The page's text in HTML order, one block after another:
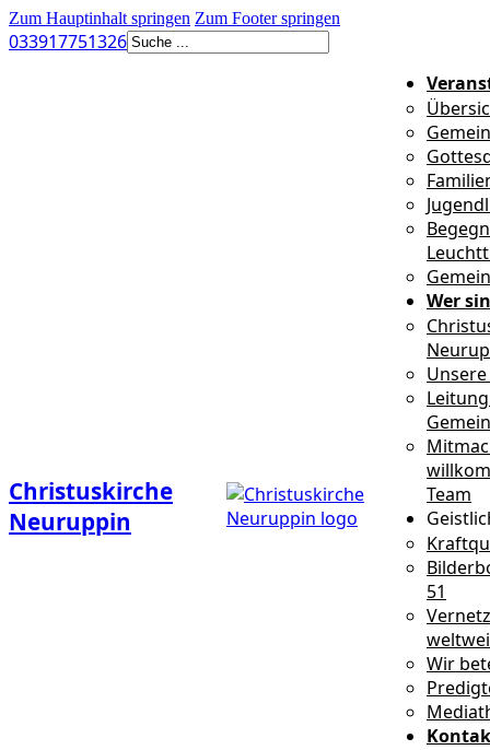
Zum Hauptinhalt springen Zum Footer springen
033917751326Suchen
Christuskirche
Neuruppin
Wer
Team
51
Wir